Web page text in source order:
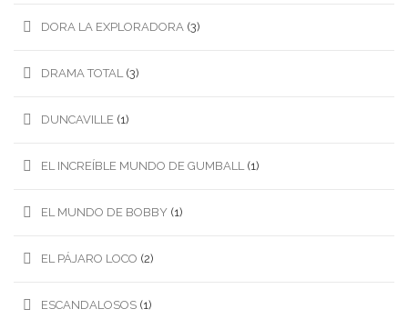
DORA LA EXPLORADORA (3)
DRAMA TOTAL (3)
DUNCAVILLE (1)
EL INCREÍBLE MUNDO DE GUMBALL (1)
EL MUNDO DE BOBBY (1)
EL PÁJARO LOCO (2)
ESCANDALOSOS (1)